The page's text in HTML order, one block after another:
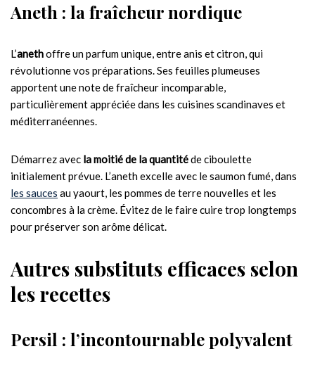
Aneth : la fraîcheur nordique
L’anethoffre un parfum unique, entre anis et citron, qui
révolutionne vos préparations. Ses feuilles plumeuses
apportent une note de fraîcheur incomparable,
particulièrement appréciée dans les cuisines scandinaves et
méditerranéennes.
Démarrez avec la moitié de la quantitéde ciboulette
initialement prévue. L’aneth excelle avec le saumon fumé, dans
les sauces au yaourt, les pommes de terre nouvelles et les
concombres à la crème. Évitez de le faire cuire trop longtemps
pour préserver son arôme délicat.
Autres substituts efficaces selon
les recettes
Persil : l’incontournable polyvalent